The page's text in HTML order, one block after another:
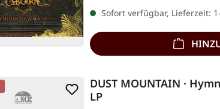
Sofort verfügbar, Lieferzeit:
DUST MOUNTAIN ·
LP